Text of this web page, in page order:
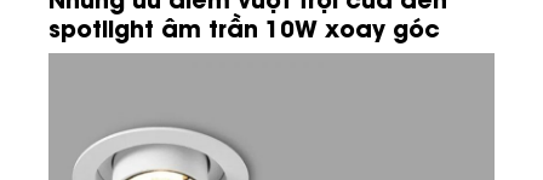
spotlight âm trần 10W xoay góc